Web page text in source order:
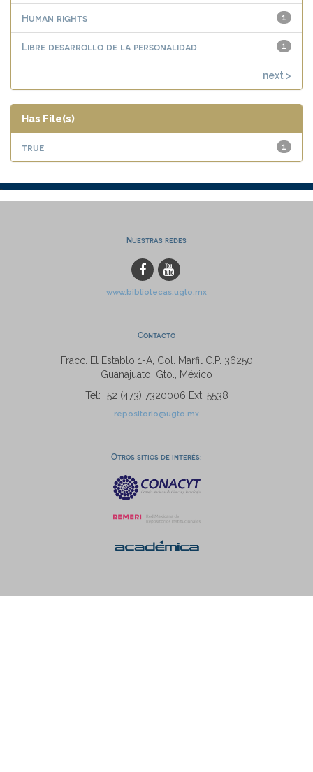
1
Human rights
1
Libre desarrollo de la personalidad
next >
Has File(s)
1
true
Nuestras redes
www.bibliotecas.ugto.mx
Contacto
Fracc. El Establo 1-A, Col. Marfil C.P. 36250
Guanajuato, Gto., México
Tel: +52 (473) 7320006 Ext. 5538
repositorio@ugto.mx
Otros sitios de interés: